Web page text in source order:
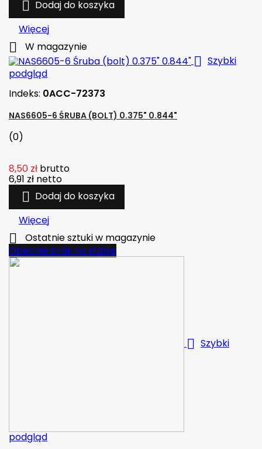
 Dodaj do koszyka
Więcej
 W magazynie
 Szybki
podgląd
Indeks: 0ACC-72373
NAS6605-6 ŚRUBA (BOLT) 0.375" 0.844"
(0)
8,50 zł brutto
6,91 zł netto
 Dodaj do koszyka
Więcej

Ostatnie sztuki w magazynie
Obecnie brak na stanie
 Szybki
podgląd